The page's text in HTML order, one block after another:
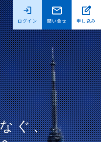
ログイン 問い合せ 申し込み
ぐ、